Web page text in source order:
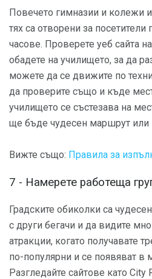
Повечето гимназии и колежи
тях са отворени за
часове. Проверете уеб сайта
обадете на училището, за да
можете да се движите по
да проверите също и къде
училището се състезава на
ще бъде чудесен маршрут или
Вижте също: Правила за
7 - Намерете работеща
Градските обиколки са
с други бегачи и да видите
атракции, когато получавате
по-популярни и се появяват в
Разгледайте сайтове като City